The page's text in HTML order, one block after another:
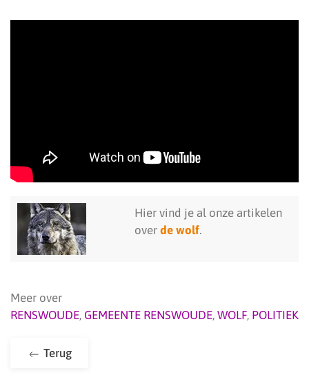
Hier vind je al onze artikelen
over de wolf.
Meer over
RENSWOUDE, GEMEENTE RENSWOUDE, WOLF, POLITIEK
Terug